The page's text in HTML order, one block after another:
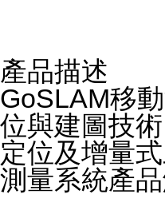
產品描述
GoSLAM移
位與建圖技
定位及增量
測量系統產